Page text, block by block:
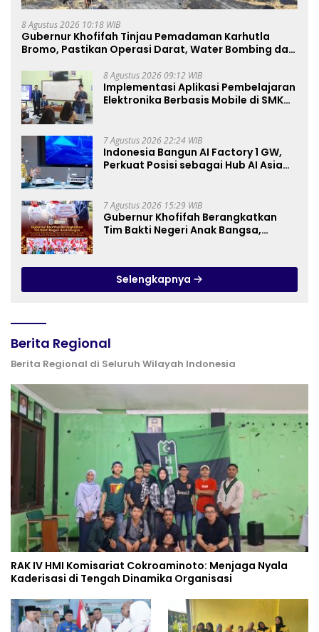
8 Agustus 2026 10:18 WIB
Gubernur Khofifah Tinjau Pemadaman Karhutla
Bromo, Pastikan Operasi Darat, Water Bombing dan
8 Agustus 2026 09:12 WIB
Implementasi Aplikasi Pembelajaran
Elektronika Berbasis Mobile di SMK
Pembelajaran
7 Agustus 2026 22:24 WIB
Indonesia Bangun AI Factory 1 GW,
Perkuat Posisi sebagai Hub AI Asia
7 Agustus 2026 15:29 WIB
Gubernur Khofifah Berangkatkan
Tim Bakti Negeri Anak Bangsa,
Kemerdekaan
Selengkapnya
Berita Regional
Berita Regional di Seluruh Wilayah Indonesia
RAK IV HMI Komisariat Cokroaminoto: Menjaga Nyala
Kaderisasi di Tengah Dinamika Organisasi